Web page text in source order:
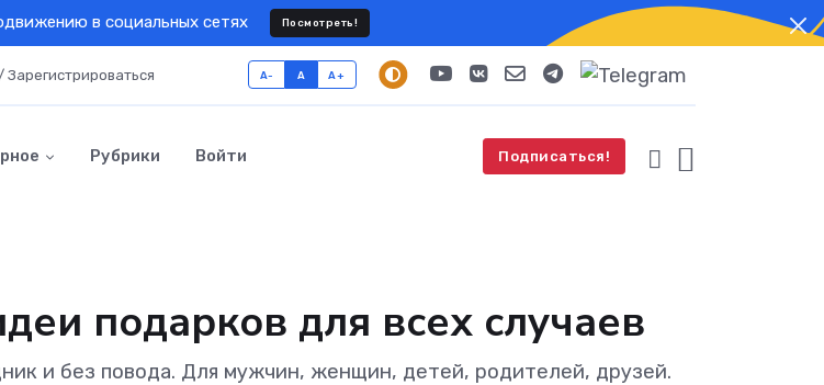
в социальных сетях Посмотреть!
Зарегистрироваться A- A A+
Рубрики Войти Подписаться!
подарков для всех случаев
и без повода. Для мужчин, женщин, детей, родителей, друзей.